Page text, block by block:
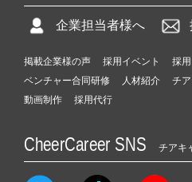
企業担当者様へ
掲載企業様の声 採用イベント 採
ベンチャー合同研修
人材紹介 チ
動画制作
採用代行
CheerCareer SNS チアキ